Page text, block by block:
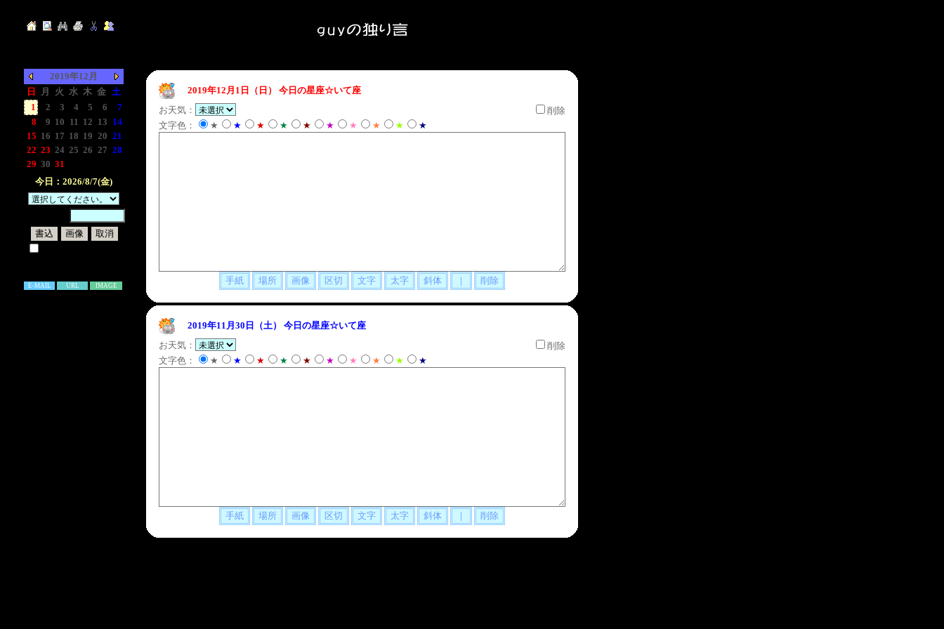
2019年12月
日
月 火 水 木 金 土
1
2 3 4 5 6
7
8
9 10 11 12 13 14
15 16 17 18 19 20 21
22 23 24 25 26 27 28
29 30 31
今日：2026/8/7(金)
E-MAIL URL IMAGE
2019年12月1日（日）
今日の星座☆いて座
お天気：
削除
文字色：
★ ★ ★ ★ ★ ★ ★ ★ ★ ★
2019年11月30日（土）
今日の星座☆いて座
お天気：
削除
文字色：
★ ★ ★ ★ ★ ★ ★ ★ ★ ★